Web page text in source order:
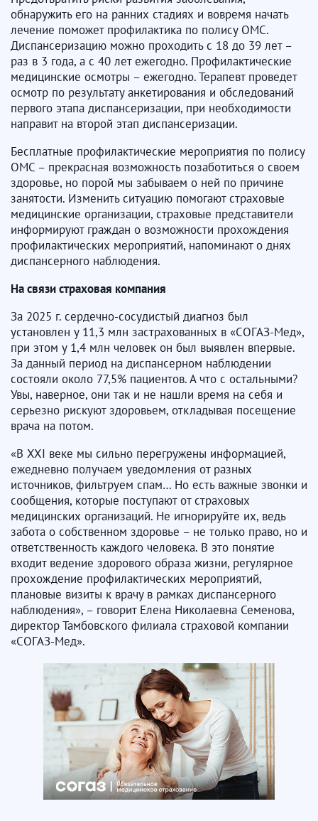
обнаружить его на ранних стадиях и вовремя начать
лечение поможет профилактика по полису ОМС.
Диспансеризацию можно проходить с 18 до 39 лет –
раз в 3 года, а с 40 лет ежегодно. Профилактические
медицинские осмотры – ежегодно. Терапевт проведет
осмотр по результату анкетирования и обследований
первого этапа диспансеризации, при необходимости
направит на второй этап диспансеризации.
Бесплатные профилактические мероприятия по полису
ОМС – прекрасная возможность позаботиться о своем
здоровье, но порой мы забываем о ней по причине
занятости. Изменить ситуацию помогают страховые
медицинские организации, страховые представители
информируют граждан о возможности прохождения
профилактических мероприятий, напоминают о днях
диспансерного наблюдения.
На связи страховая компания
За 2025 г. сердечно-сосудистый диагноз был
установлен у 11,3 млн застрахованных в «СОГАЗ-Мед»,
при этом у 1,4 млн человек он был выявлен впервые.
За данный период на диспансерном наблюдении
состояли около 77,5% пациентов. А что с остальными?
Увы, наверное, они так и не нашли время на себя и
серьезно рискуют здоровьем, откладывая посещение
врача на потом.
«В XXI веке мы сильно перегружены информацией,
ежедневно получаем уведомления от разных
источников, фильтруем спам… Но есть важные звонки и
сообщения, которые поступают от страховых
медицинских организаций. Не игнорируйте их, ведь
забота о собственном здоровье – не только право, но и
ответственность каждого человека. В это понятие
входит ведение здорового образа жизни, регулярное
прохождение профилактических мероприятий,
плановые визиты к врачу в рамках диспансерного
наблюдения», – говорит Елена Николаевна Семенова,
директор Тамбовского филиала страховой компании
«СОГАЗ-Мед».